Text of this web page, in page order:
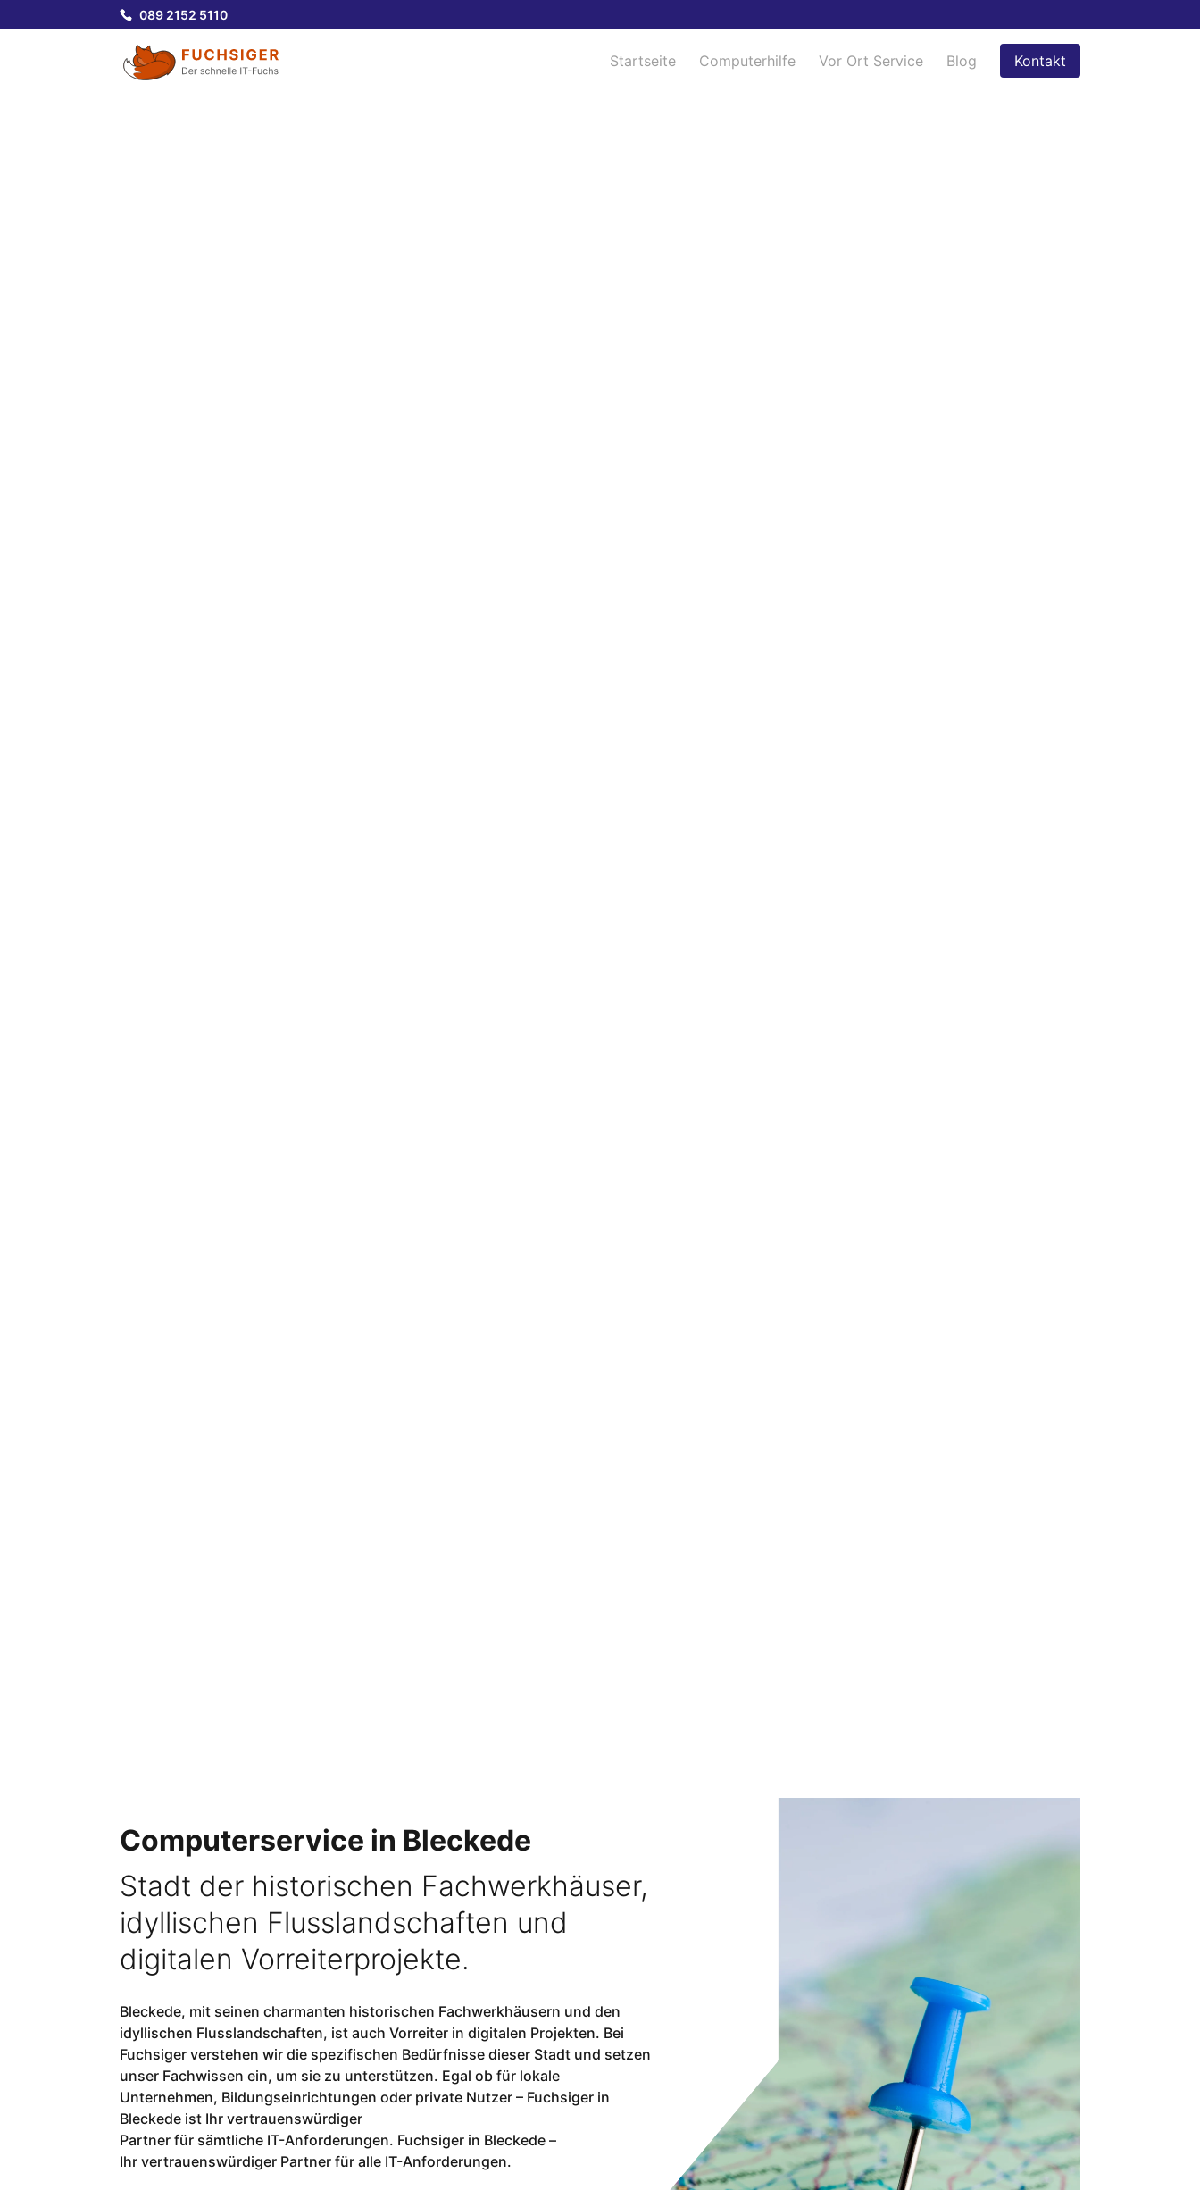
089 2152 5110
Startseite Computerhilfe Vor Ort Service Blog Kontakt
Computerservice in Bleckede
Stadt der historischen Fachwerkhäuser,
idyllischen Flusslandschaften und
digitalen Vorreiterprojekte.
Bleckede, mit seinen charmanten historischen Fachwerkhäusern und den
idyllischen Flusslandschaften, ist auch Vorreiter in digitalen Projekten. Bei
Fuchsiger verstehen wir die spezifischen Bedürfnisse dieser Stadt und setzen
unser Fachwissen ein, um sie zu unterstützen. Egal ob für lokale
Unternehmen, Bildungseinrichtungen oder private Nutzer – Fuchsiger in
Bleckede ist Ihr vertrauenswürdiger
Partner für sämtliche IT-Anforderungen. Fuchsiger in Bleckede –
Ihr vertrauenswürdiger Partner für alle IT-Anforderungen.